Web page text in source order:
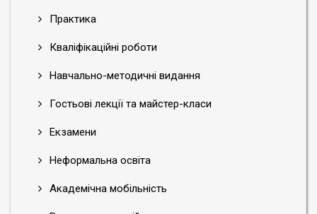
Практика
Кваліфікаційні роботи
Навчально-методичні видання
Гостьові лекції та майстер-класи
Екзамени
Неформальна освіта
Академічна мобільність